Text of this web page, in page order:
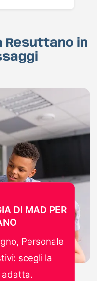
Resuttano in
DI MAD PER
Personale
scegli la
adatta.